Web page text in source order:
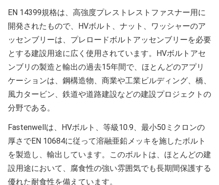
EN 14399規格は、高強度プレストレストファスナー用に
開発されたもので、HVボルト、ナット、ワッシャーのア
ッセンブリーは、プレロードボルトアッセンブリーを必要
とする建設用途に広く使用されています。HVボルトアセ
ンブリの製造と輸出の過去15年間で、ほとんどのアプリ
ケーションは、鋼構造物、商業や工業ビルディング、橋、
風力タービン、鉄道や道路建設などの建設プロジェクトの
分野である。
Fastenwellは、HVボルト、等級10.9、最小50ミクロンの
厚さでEN 10684に従って溶融亜鉛メッキを施したボルト
を製造し、輸出しています。このボルトは、ほとんどの建
設用途において、腐食性の強い雰囲気でも長期間保護する
優れた耐食性を備えています。